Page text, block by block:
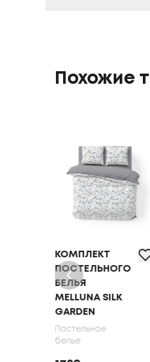
Похожие
КОМПЛЕКТ
ПОСТЕЛЬНОГО
БЕЛЬЯ
MELLUNA SILK
GARDEN
Постельное
белье